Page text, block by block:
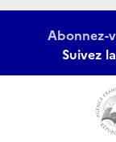
Abonnez-
Suivez